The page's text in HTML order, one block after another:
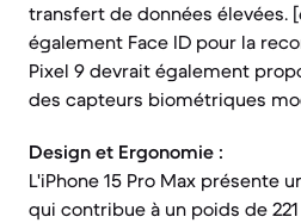
transfert de données élevées.
également Face ID pour la
Pixel 9 devrait également
des capteurs biométriques
Design et Ergonomie :
L'iPhone 15 Pro Max présente
qui contribue à un poids de